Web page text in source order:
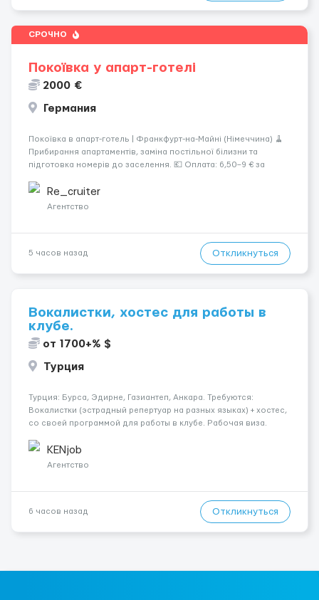
СРОЧНО
Покоївка у апарт-готелі
2000 €
Германия
Покоївка в апарт-готель | Франкфурт-на-Майні (Німеччина) 🧹
Прибирання апартаментів, заміна постільної білизни та
підготовка номерів до заселення. 💶 Оплата: 6,50–9 € за
близько 2000 € на місяць (після вирахув...
Re_cruiter
Агентство
5 часов назад Откликнуться
Вокалистки, хостес для работы в
клубе.
от 1700+% $
Турция
Турция: Бурса, Эдирне, Газиантеп, Анкара. Требуются:
Вокалистки (эстрадный репертуар на разных языках) + хостеc,
со своей программой для работы в клубе. Рабочая виза.
одного до трех месяцев. Мед. страховка. Высокая зарплат...
KENjob
Агентство
6 часов назад Откликнуться